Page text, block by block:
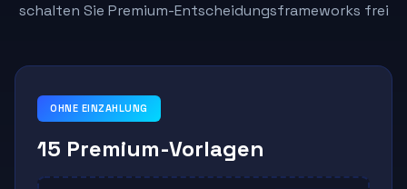
schalten Sie Premium-Entscheidungsframeworks frei
OHNE EINZAHLUNG
15 Premium-Vorlagen